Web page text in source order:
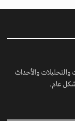
والتحليلات والأحداث
عام.